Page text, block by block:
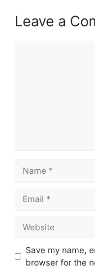
Leave a
Save my name,
browser for the